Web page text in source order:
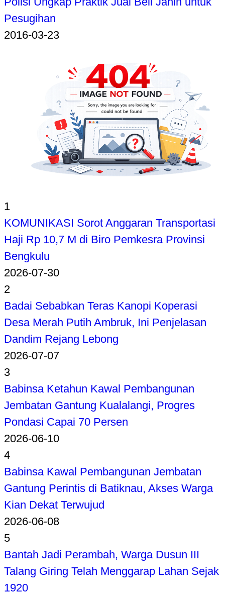
Pesugihan
2016-03-23
1
KOMUNIKASI Sorot Anggaran Transportasi
Haji Rp 10,7 M di Biro Pemkesra Provinsi
Bengkulu
2026-07-30
2
Badai Sebabkan Teras Kanopi Koperasi
Desa Merah Putih Ambruk, Ini Penjelasan
Dandim Rejang Lebong
2026-07-07
3
Babinsa Ketahun Kawal Pembangunan
Jembatan Gantung Kualalangi, Progres
Pondasi Capai 70 Persen
2026-06-10
4
Babinsa Kawal Pembangunan Jembatan
Gantung Perintis di Batiknau, Akses Warga
Kian Dekat Terwujud
2026-06-08
5
Bantah Jadi Perambah, Warga Dusun III
Talang Giring Telah Menggarap Lahan Sejak
1920